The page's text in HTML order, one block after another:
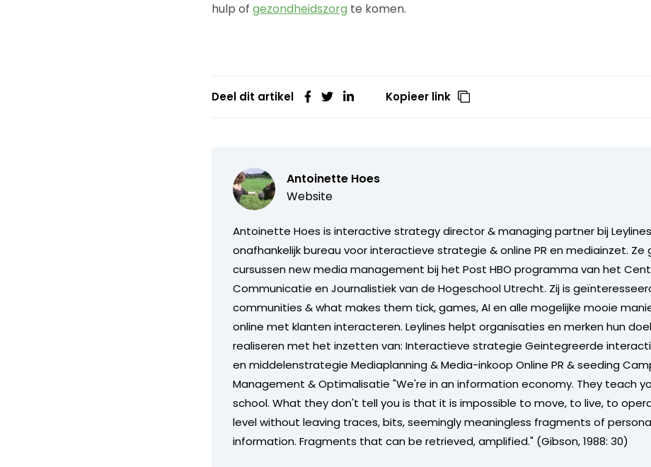
hulp of gezondheidszorg te komen.
Deel dit artikel Kopieer link
Antoinette Hoes
Website
Antoinette Hoes is interactive strategy director & managing partner bij
onafhankelijk bureau voor interactieve strategie & online PR en mediainzet. Ze
cursussen new media management bij het Post HBO programma van het
Communicatie en Journalistiek van de Hogeschool Utrecht. Zij is
communities & what makes them tick, games, AI en alle mogelijke mooie
online met klanten interacteren. Leylines helpt organisaties en merken hun
realiseren met het inzetten van: Interactieve strategie Geintegreerde
en middelenstrategie Mediaplanning & Media-inkoop Online PR & seeding
Management & Optimalisatie "We're in an information economy. They teach
school. What they don't tell you is that it is impossible to move, to live, to
level without leaving traces, bits, seemingly meaningless fragments of
information. Fragments that can be retrieved, amplified." (Gibson, 1988: 30)